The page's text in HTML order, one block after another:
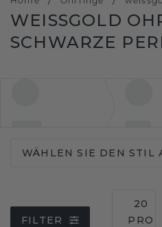
WEISSGOLD
CHWARZE
WÄHLEN SIE DEN STIL
FILTER
20
PRO